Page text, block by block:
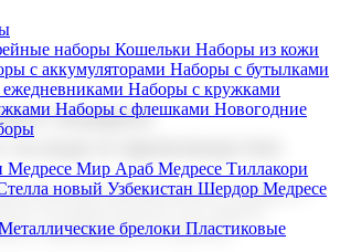
наборы Кошельки Наборы из кожи
с аккумуляторами Наборы с бутылками
Наборы с кружками
Наборы с флешками Новогодние
Медресе Мир Араб Медресе Тиллакори
новый Узбекистан Шердор Медресе
брелоки Пластиковые
подарки
и производство
выбор корпоративных подарков и
В нашем каталоге вы найдете
мероприятия и клиентов.